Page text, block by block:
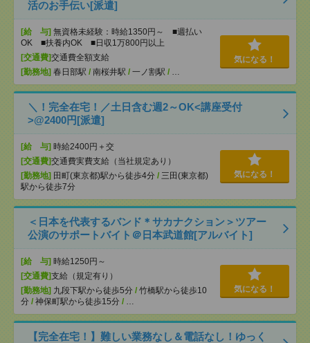
活のお手伝い[派遣]
[給 与] 無資格未経験：時給1350円～ ■週払い
OK ■扶養内OK ■日収1万800円以上
[交通費]交通費全額支給
[勤務地] 春日部駅 / 南桜井駅 / 一ノ割駅 / …
気になる！
＼！完全在宅！／土日含む週2～OK<講座受付
>@2400円[派遣]
[給 与] 時給2400円＋交
[交通費]交通費実費支給（当社規定あり）
[勤務地] 田町(東京都)駅から徒歩4分 / 三田(東京都)
駅から徒歩7分
気になる！
＜日本を代表するバンド＊サカナクション＞ツアー
公演のサポートバイト＠日本武道館[アルバイト]
[給 与] 時給1250円～
[交通費]支給（規定有り）
[勤務地] 九段下駅から徒歩5分 / 竹橋駅から徒歩10
分 / 神保町駅から徒歩15分 / …
気になる！
【完全在宅！】難しい業務なし＆電話なし！ゆっく